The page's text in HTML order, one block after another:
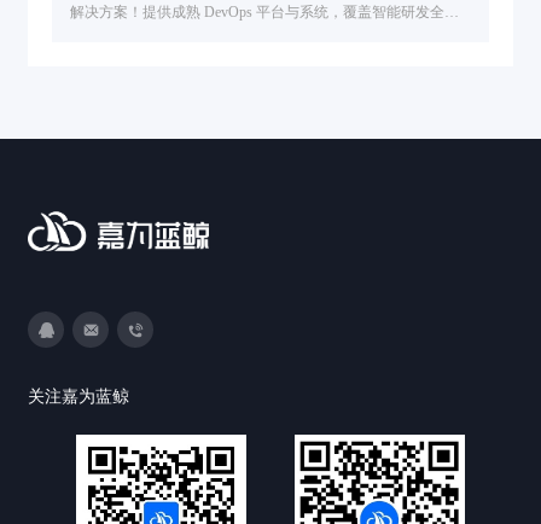
解决方案！提供成熟 DevOps 平台与系统，覆盖智能研发全流
关注嘉为蓝鲸